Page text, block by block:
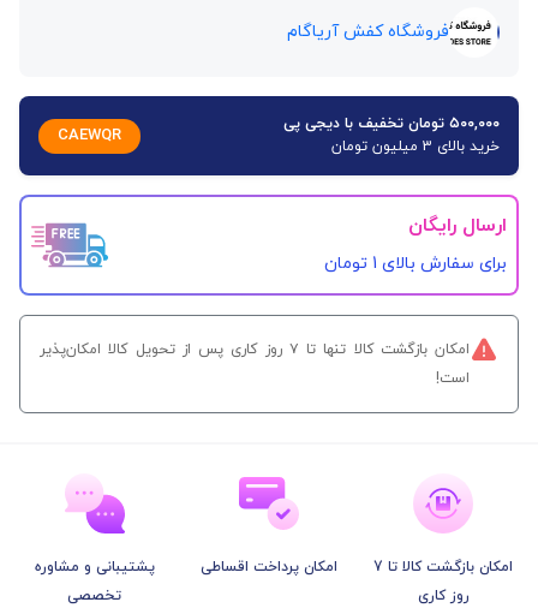
فروشگاه کفش آریاگام
۵۰۰,۰۰۰ تومان تخفیف با دیجی پی
خرید بالای 3 میلیون تومان
CAEWQR
ارسال رایگان
برای سفارش‌ بالای 1 تومان
امکان بازگشت کالا تنها تا ۷ روز کاری پس از تحویل کالا امکان‌پذیر
است!
امکان بازگشت کالا تا 7
روز کاری
امکان پرداخت اقساطی
پشتیبانی و مشاوره
تخصصی